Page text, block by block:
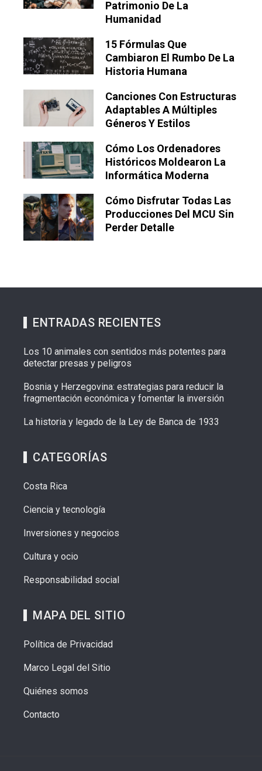
Patrimonio De La
Humanidad
15 Fórmulas Que
Cambiaron El Rumbo De La
Historia Humana
Canciones Con Estructuras
Adaptables A Múltiples
Géneros Y Estilos
Cómo Los Ordenadores
Históricos Moldearon La
Informática Moderna
Cómo Disfrutar Todas Las
Producciones Del MCU Sin
Perder Detalle
ENTRADAS RECIENTES
Los 10 animales con sentidos más potentes para
detectar presas y peligros
Bosnia y Herzegovina: estrategias para reducir la
fragmentación económica y fomentar la inversión
La historia y legado de la Ley de Banca de 1933
CATEGORÍAS
Costa Rica
Ciencia y tecnología
Inversiones y negocios
Cultura y ocio
Responsabilidad social
MAPA DEL SITIO
Política de Privacidad
Marco Legal del Sitio
Quiénes somos
Contacto